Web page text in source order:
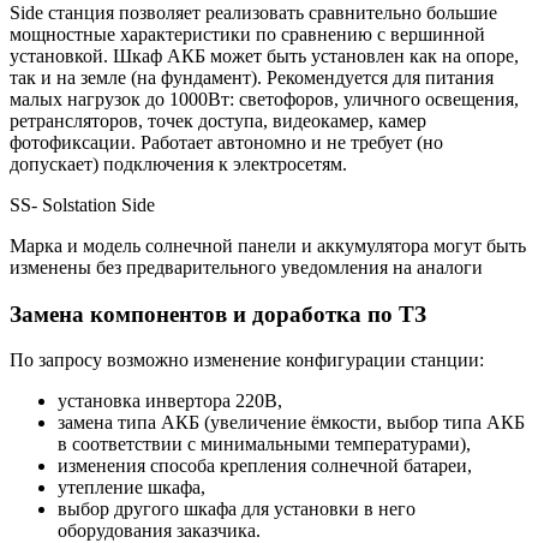
Side станция позволяет реализовать сравнительно большие
мощностные характеристики по сравнению с вершинной
установкой. Шкаф АКБ может быть установлен как на опоре,
так и на земле (на фундамент). Рекомендуется для питания
малых нагрузок до 1000Вт: светофоров, уличного освещения,
ретрансляторов, точек доступа, видеокамер, камер
фотофиксации. Работает автономно и не требует (но
допускает) подключения к электросетям.
SS- Solstation Side
Марка и модель солнечной панели и аккумулятора могут быть
изменены без предварительного уведомления на аналоги
Замена компонентов и доработка по ТЗ
По запросу возможно изменение конфигурации станции:
установка инвертора 220В,
замена типа АКБ (увеличение ёмкости, выбор типа АКБ
в соответствии с минимальными температурами),
изменения способа крепления солнечной батареи,
утепление шкафа,
выбор другого шкафа для установки в него
оборудования заказчика.